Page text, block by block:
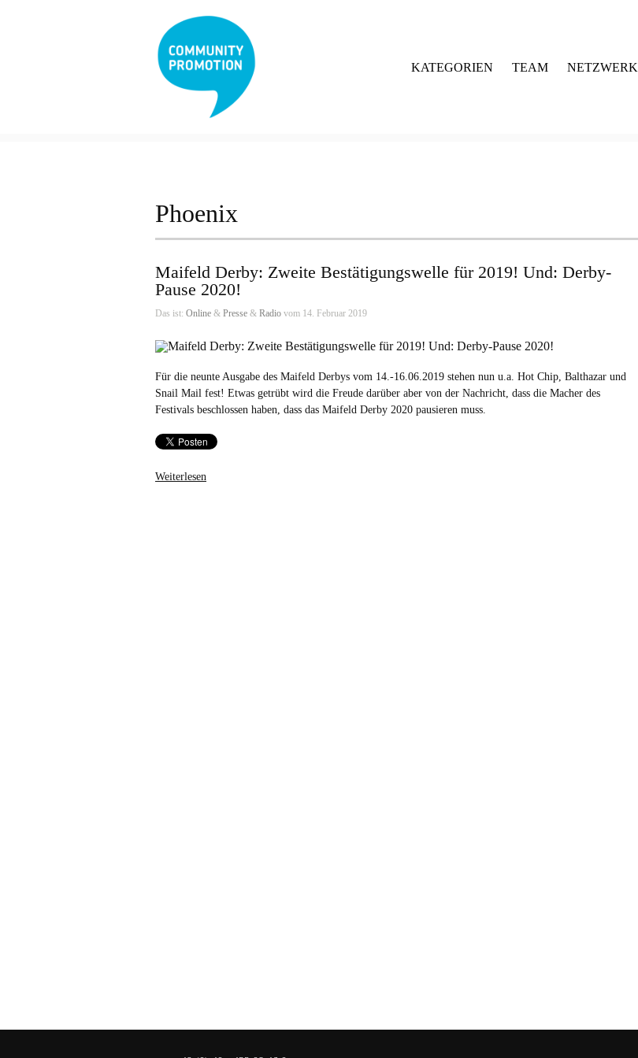
KATEGORIEN TEAM NETZWERK
Phoenix
Maifeld Derby: Zweite Bestätigungswelle für 2019! Und: Derby-
Pause 2020!
Das ist: Online & Presse & Radio vom 14. Februar 2019
Für die neunte Ausgabe des Maifeld Derbys vom 14.-16.06.2019 stehen nun u.a. Hot Chip, Balthazar und
Snail Mail fest! Etwas getrübt wird die Freude darüber aber von der Nachricht, dass die Macher des
Festivals beschlossen haben, dass das Maifeld Derby 2020 pausieren muss.
Weiterlesen